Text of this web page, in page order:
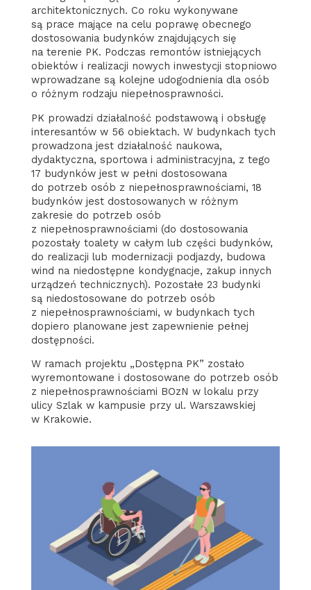
architektonicznych. Co roku wykonywane
są prace mające na celu poprawę obecnego
dostosowania budynków znajdujących się
na terenie PK. Podczas remontów istniejących
obiektów i realizacji nowych inwestycji stopniowo
wprowadzane są kolejne udogodnienia dla osób
o różnym rodzaju niepełnosprawności.
PK prowadzi działalność podstawową i obsługę
interesantów w 56 obiektach. W budynkach tych
prowadzona jest działalność naukowa,
dydaktyczna, sportowa i administracyjna, z tego
17 budynków jest w pełni dostosowana
do potrzeb osób z niepełnosprawnościami, 18
budynków jest dostosowanych w różnym
zakresie do potrzeb osób
z niepełnosprawnościami (do dostosowania
pozostały toalety w całym lub części budynków,
do realizacji lub modernizacji podjazdy, budowa
wind na niedostępne kondygnacje, zakup innych
urządzeń technicznych). Pozostałe 23 budynki
są niedostosowane do potrzeb osób
z niepełnosprawnościami, w budynkach tych
dopiero planowane jest zapewnienie pełnej
dostępności.
W ramach projektu „Dostępna PK” zostało
wyremontowane i dostosowane do potrzeb osób
z niepełnosprawnościami BOzN w lokalu przy
ulicy Szlak w kampusie przy ul. Warszawskiej
w Krakowie.